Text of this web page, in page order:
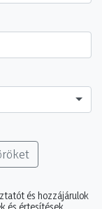
és hozzájárulok
és értesítések